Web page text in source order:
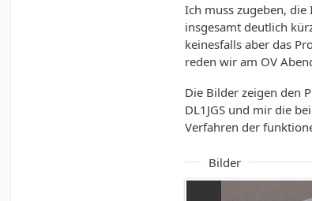
Ich muss zugeben,
insgesamt deutlich
keinesfalls aber das
reden wir am OV
Die Bilder zeigen den
DL1JGS und mir die
Verfahren der
Bilder